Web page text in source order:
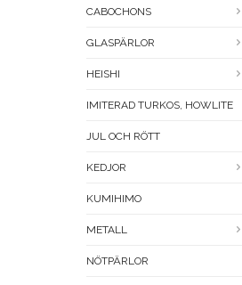
CABOCHONS
GLASPÄRLOR
HEISHI
IMITERAD TURKOS, HOWLITE
JUL OCH RÖTT
KEDJOR
KUMIHIMO
METALL
NÖTPÄRLOR